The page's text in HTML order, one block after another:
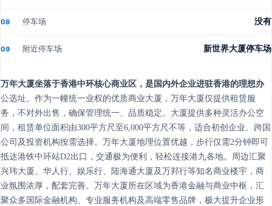
08 停车场 没有
09 附近停车场 新世界大厦停车场
万年大厦坐落于香港中环核心商业区，是国内外企业进驻香港的理想办
公选址。作为一幢统一业权的优质商业大厦，万年大厦仅提供租赁服
务，不对外出售，确保管理统一、品质稳定。大厦提供多种灵活办公空
间，租赁单位面积由300平方尺至6,000平方尺不等，适合初创企业、跨国
公司及投资机构按需选择。万年大厦地理位置优越，步行仅需2分钟即可
抵达港铁中环站D2出口，交通极为便利，轻松连接港九各地。周边汇聚
兴玮大厦、华人行、娱乐行、陆海通大厦及万邦行等知名商业楼宇，商
业氛围浓厚，配套完善。万年大厦所在区域为香港金融与商业中枢，汇
聚众多国际金融机构、专业服务机构及高端零售品牌，极大提升企业形